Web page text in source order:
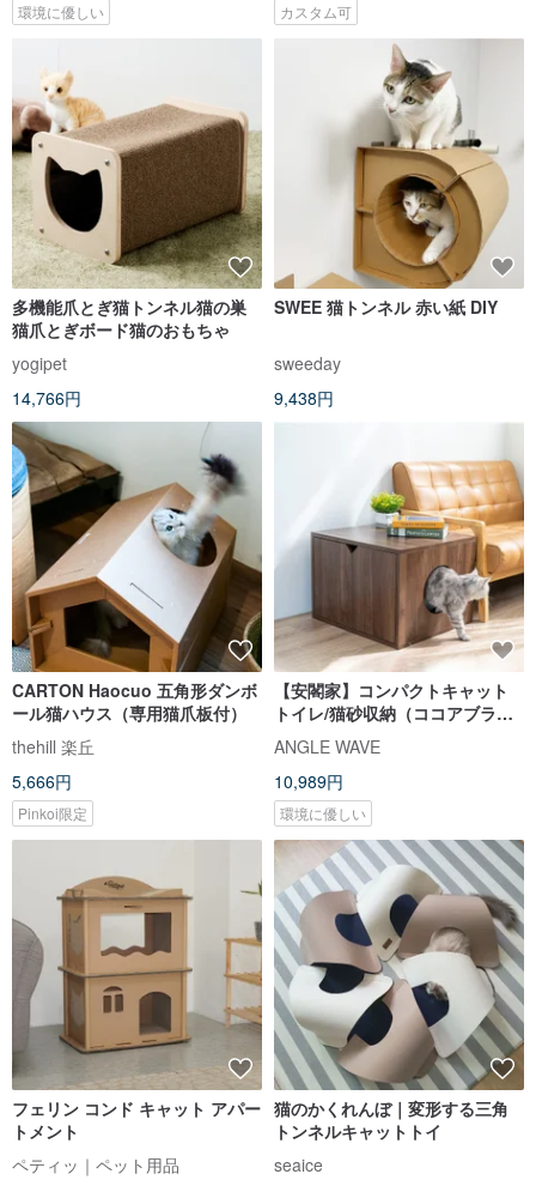
環境に優しい カスタム可
多機能爪とぎ猫トンネル猫の巣
猫爪とぎボード猫のおもちゃ
yogipet
14,766円
SWEE 猫トンネル 赤い紙 DIY
sweeday
9,438円
CARTON Haocuo 五角形ダンボ
ール猫ハウス（専用猫爪板付）
thehill 楽丘
5,666円
Pinkoi限定
【安閣家】コンパクトキャット
トイレ/猫砂収納（ココアブラウ
ン）
ANGLE WAVE
10,989円
環境に優しい
フェリン コンド キャット アパー
トメント
ペティッ｜ペット用品
猫のかくれんぼ｜変形する三角
トンネルキャットトイ
seaice